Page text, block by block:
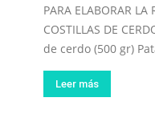
PARA ELABORAR LA
COSTILLAS DE
de cerdo (500 gr)
Leer más